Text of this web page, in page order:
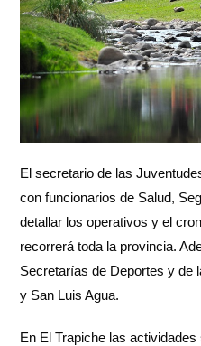
El secretario de las
con funcionarios de Salud,
detallar los operativos y el
recorrerá toda la provincia.
Secretarías de Deportes y de
y San Luis Agua.
En El Trapiche las